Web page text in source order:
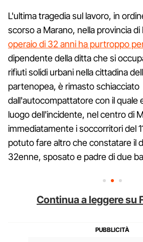
L'ultima tragedia sul lavoro, in
scorso a Marano, nella provincia
operaio di 32 anni ha purtroppo
dipendente della ditta che si
rifiuti solidi urbani nella cittadina
partenopea, è rimasto schiacciato
dall'autocompattatore con il quale
luogo dell'incidente, nel centro di
immediatamente i soccorritori del
potuto fare altro che constatare il
32enne, sposato e padre di due
Continua a leggere su